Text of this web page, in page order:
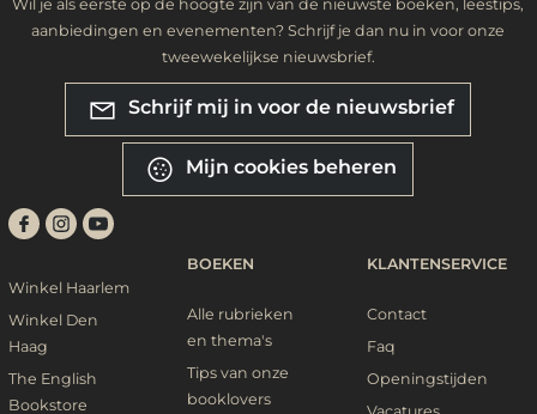
Wil je als eerste op de hoogte zijn van de nieuwste boeken, leestips,
aanbiedingen en evenementen? Schrijf je dan nu in voor onze
tweewekelijkse nieuwsbrief.
Schrijf mij in voor de nieuwsbrief
Mijn cookies beheren
Winkel Haarlem
Winkel Den
Haag
The English
Bookstore
BOEKEN
Alle rubrieken
en thema's
Tips van onze
booklovers
KLANTENSERVICE
Contact
Faq
Openingstijden